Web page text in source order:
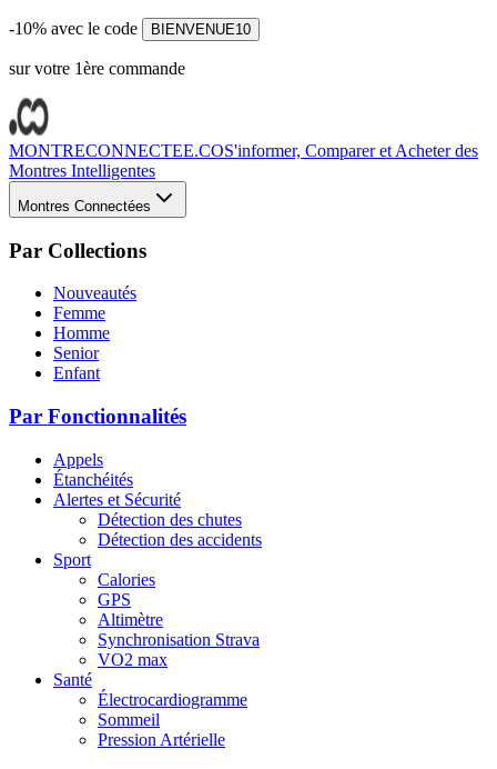
-10% avec le code BIENVENUE10
sur votre 1ère commande
MONTRECONNECTEE.COS'informer, Comparer et Acheter des
Montres Intelligentes
Montres Connectées
Par Collections
Nouveautés
Femme
Homme
Senior
Enfant
Par Fonctionnalités
Appels
Étanchéités
Alertes et Sécurité
Détection des chutes
Détection des accidents
Sport
Calories
GPS
Altimètre
Synchronisation Strava
VO2 max
Santé
Électrocardiogramme
Sommeil
Pression Artérielle